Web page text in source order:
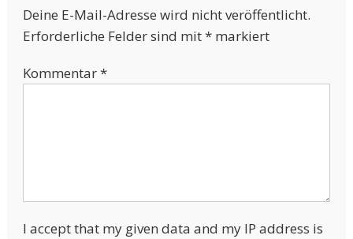
Deine E-Mail-Adresse wird nicht veröffentlicht.
Erforderliche Felder sind mit*markiert
Kommentar*
I accept that my given data and my IP address is